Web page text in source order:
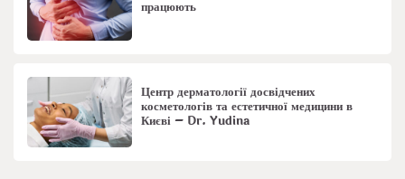
працюють
Центр дерматології досвідчених
косметологів та естетичної медицини в
Києві – Dr. Yudina